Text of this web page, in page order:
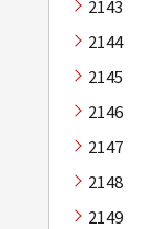
2143
2144
2145
2146
2147
2148
2149